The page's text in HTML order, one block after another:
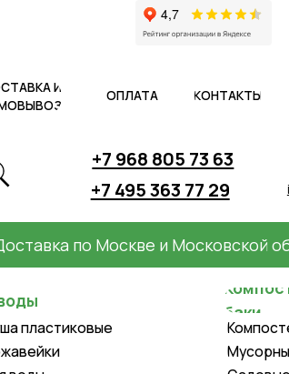
+7 495 363 77 29
ОПЛАТА
по Москве и Московской
Компостеры
Мусорные баки
Садовые
Компостеры и